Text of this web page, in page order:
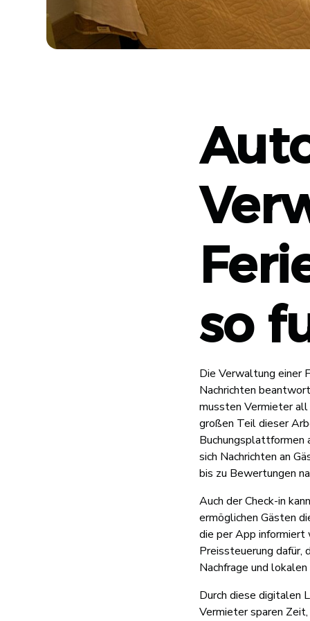
so
Die Verwaltung einer
Nachrichten
mussten Vermieter all
großen Teil dieser
Buchungsplattformen
sich Nachrichten an
bis zu Bewertungen
Auch der Check-in
ermöglichen Gästen
die per App
Preissteuerung dafür,
Nachfrage und
Durch diese digitalen
Vermieter sparen